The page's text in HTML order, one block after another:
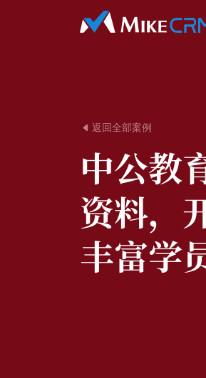
 返回全部案例
中公教
资料，
丰富学